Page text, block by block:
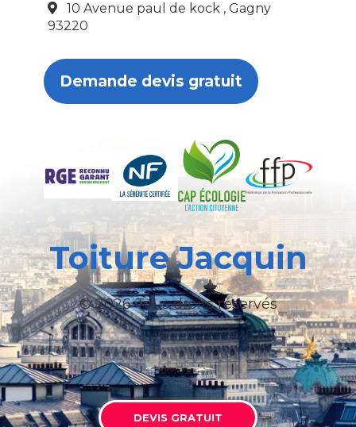
10 Avenue paul de kock , Gagny
93220
Demande devis gratuit
Toiture Jacquin
© 2026 Tous droits réservés
DEVIS GRATUIT